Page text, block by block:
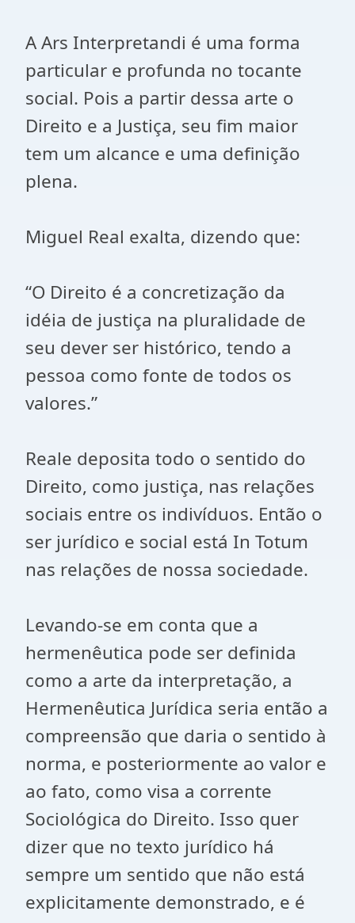
A Ars Interpretandi é uma forma
particular e profunda no tocante
social. Pois a partir dessa arte o
Direito e a Justiça, seu fim maior
tem um alcance e uma definição
plena.
Miguel Real exalta, dizendo que:
“O Direito é a concretização da
idéia de justiça na pluralidade de
seu dever ser histórico, tendo a
pessoa como fonte de todos os
valores.”
Reale deposita todo o sentido do
Direito, como justiça, nas relações
sociais entre os indivíduos. Então o
ser jurídico e social está In Totum
nas relações de nossa sociedade.
Levando-se em conta que a
hermenêutica pode ser definida
como a arte da interpretação, a
Hermenêutica Jurídica seria então a
compreensão que daria o sentido à
norma, e posteriormente ao valor e
ao fato, como visa a corrente
Sociológica do Direito. Isso quer
dizer que no texto jurídico há
sempre um sentido que não está
explicitamente demonstrado, e é